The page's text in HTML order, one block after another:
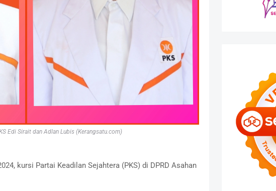
Edi Sirait dan Adlan Lubis (Kerangsatu.com)
kursi Partai Keadilan Sejahtera (PKS) di DPRD Asahan